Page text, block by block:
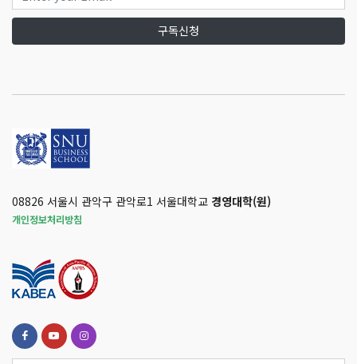
구독신청
08826 서울시 관악구 관악로1 서울대학교 경영대학(원)
개인정보처리방침